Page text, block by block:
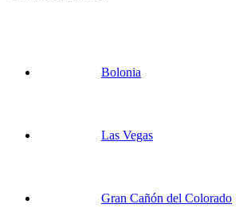
Bolonia
Las Vegas
Gran Cañón del Colorado